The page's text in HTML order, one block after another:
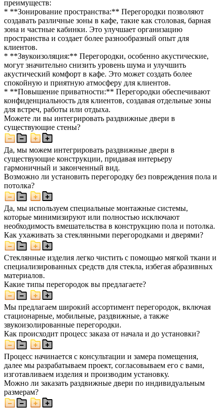
преимуществ:
* **Зонирование пространства:** Перегородки позволяют
создавать различные зоны в кафе, такие как столовая, барная
зона и частные кабинки. Это улучшает организацию
пространства и создает более разнообразный опыт для
клиентов.
* **Звукоизоляция:** Перегородки, особенно акустические,
могут значительно снизить уровень шума и улучшить
акустический комфорт в кафе. Это может создать более
спокойную и приятную атмосферу для клиентов.
* **Повышение приватности:** Перегородки обеспечивают
конфиденциальность для клиентов, создавая отдельные зоны
для встреч, работы или отдыха.
Можете ли вы интегрировать раздвижные двери в
существующие стены?
Да, мы можем интегрировать раздвижные двери в
существующие конструкции, придавая интерьеру
гармоничный и законченный вид.
Возможно ли установить перегородку без повреждения пола и
потолка?
Да, мы используем специальные монтажные системы,
которые минимизируют или полностью исключают
необходимость вмешательства в конструкцию пола и потолка.
Как ухаживать за стеклянными перегородками и дверями?
Стеклянные изделия легко чистить с помощью мягкой ткани и
специализированных средств для стекла, избегая абразивных
материалов.
Какие типы перегородок вы предлагаете?
Мы предлагаем широкий ассортимент перегородок, включая
стационарные, мобильные, раздвижные, а также
звукоизолированные перегородки.
Как происходит процесс заказа от начала и до установки?
Процесс начинается с консультации и замера помещения,
далее мы разрабатываем проект, согласовываем его с вами,
изготавливаем изделия и производим установку.
Можно ли заказать раздвижные двери по индивидуальным
размерам?